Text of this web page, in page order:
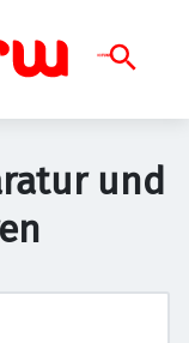
und